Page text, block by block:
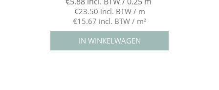
€23.50 incl. BTW / m
€15.67 incl. BTW / m²